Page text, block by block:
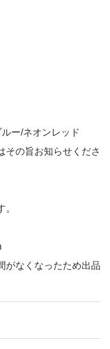
ー/ネオンレッド
その旨お知らせくださ
がなくなったため出品